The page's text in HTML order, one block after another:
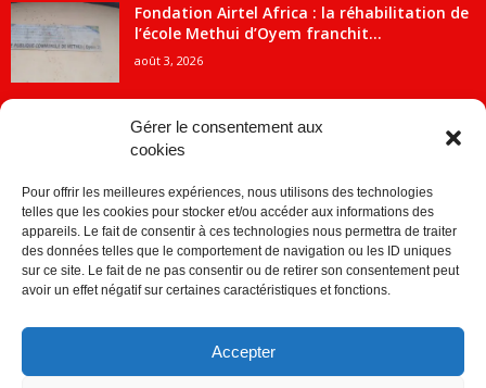
Gérer le consentement aux
cookies
Pour offrir les meilleures expériences, nous utilisons des technologies
telles que les cookies pour stocker et/ou accéder aux informations des
appareils. Le fait de consentir à ces technologies nous permettra de traiter
des données telles que le comportement de navigation ou les ID uniques
sur ce site. Le fait de ne pas consentir ou de retirer son consentement peut
avoir un effet négatif sur certaines caractéristiques et fonctions.
Accepter
Fondation Airtel Africa : la réhabilitation de
l’école Methui d’Oyem franchit...
août 3, 2026
CATÉGORIE POPULAIRE
ACTUALITES
Economie 2091
1840
Société
Sport 859